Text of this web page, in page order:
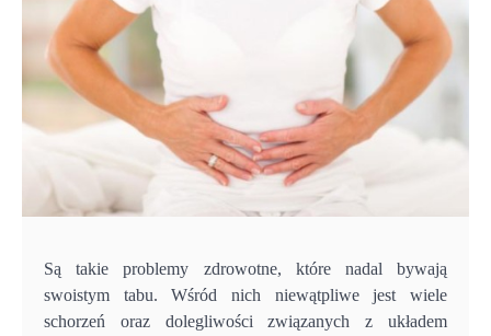
Są takie problemy zdrowotne, które nadal bywają
swoistym tabu. Wśród nich niewątpliwe jest wiele
schorzeń oraz dolegliwości związanych z układem